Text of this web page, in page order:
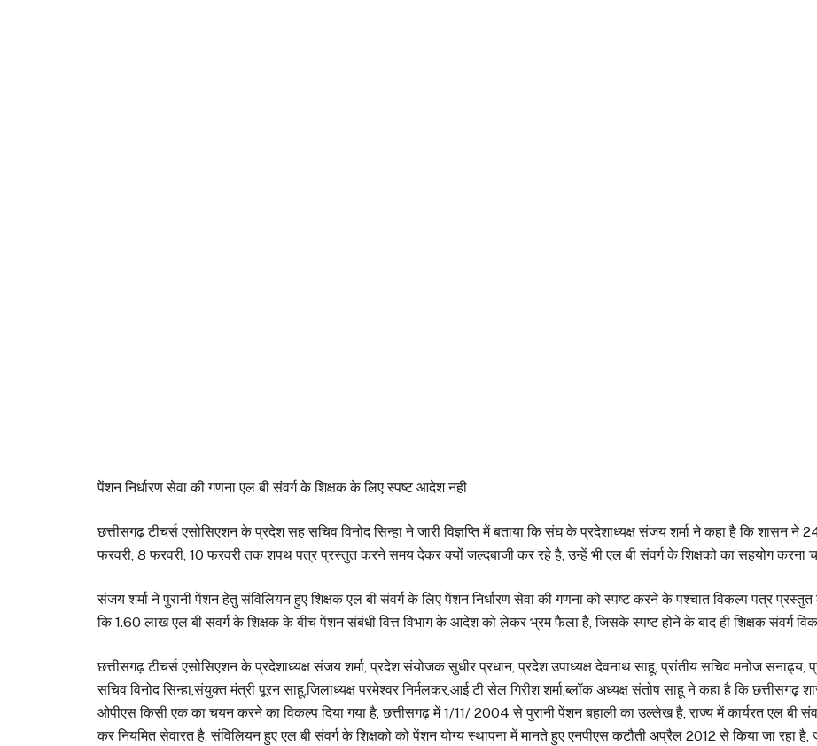
पेंशन निर्धारण सेवा की गणना एल बी संवर्ग के शिक्षक के लिए स्पष्ट आदेश नही
छत्तीसगढ़ टीचर्स एसोसिएशन के प्रदेश सह सचिव विनोद सिन्हा ने जारी विज्ञप्ति में बताया कि संघ के प्रदेशाध्यक्ष संजय शर्मा ने कहा है कि
फरवरी, 8 फरवरी, 10 फरवरी तक शपथ पत्र प्रस्तुत करने समय देकर क्यों जल्दबाजी कर रहे है, उन्हें भी एल बी संवर्ग के शिक्षको का सहयोग करना
संजय शर्मा ने पुरानी पेंशन हेतु संविलियन हुए शिक्षक एल बी संवर्ग के लिए पेंशन निर्धारण सेवा की गणना को स्पष्ट करने के पश्चात विकल्प पत्र
कि 1.60 लाख एल बी संवर्ग के शिक्षक के बीच पेंशन संबंधी वित्त विभाग के आदेश को लेकर भ्रम फैला है, जिसके स्पष्ट होने के बाद ही शिक्षक संवर्ग
छत्तीसगढ़ टीचर्स एसोसिएशन के प्रदेशाध्यक्ष संजय शर्मा, प्रदेश संयोजक सुधीर प्रधान, प्रदेश उपाध्यक्ष देवनाथ साहू, प्रांतीय सचिव मनोज
सचिव विनोद सिन्हा,संयुक्त मंत्री पूरन साहू,जिलाध्यक्ष परमेश्वर निर्मलकर,आई टी सेल गिरीश शर्मा,ब्लॉक अध्यक्ष संतोष साहू ने कहा है कि छत्तीसगढ़
ओपीएस किसी एक का चयन करने का विकल्प दिया गया है, छत्तीसगढ़ में 1/11/ 2004 से पुरानी पेंशन बहाली का उल्लेख है, राज्य में कार्यरत एल बी
कर नियमित सेवारत है, संविलियन हुए एल बी संवर्ग के शिक्षको को पेंशन योग्य स्थापना में मानते हुए एनपीएस कटौती अप्रैल 2012 से किया जा रहा है,